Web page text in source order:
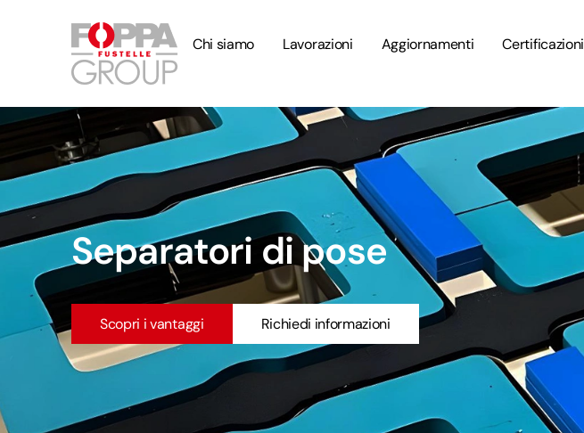
Chi siamo Lavorazioni Aggiornamenti Certificazioni
Separatori di pose
Scopri i vantaggi Richiedi informazioni